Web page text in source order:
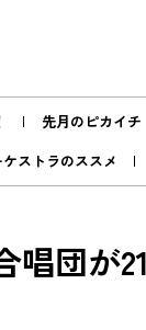
先月のピカイ
ストラのススメ
唱団が